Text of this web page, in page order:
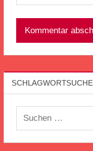
SCHLAGWORTSUCHE